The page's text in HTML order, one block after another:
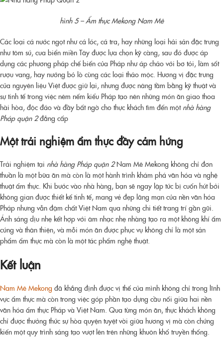
hình 5 – Ẩm thực Mekong Nam Mê
Các loại cá nước ngọt như cá lóc, cá tra, hay những loại hải sản đặc trưng
như tôm sú, cua biển miền Tây được lựa chọn kỹ càng, sau đó được áp
dụng các phương pháp chế biến của Pháp như áp chảo với bơ tỏi, làm sốt
rượu vang, hay nướng bỏ lò cùng các loại thảo mộc. Hương vị đặc trưng
của nguyên liệu Việt được giữ lại, nhưng được nâng tầm bằng kỹ thuật và
sự tinh tế trong việc nêm nếm kiểu Pháp tạo nên những món ăn giao thoa
hài hòa, độc đáo và đầy bất ngờ cho thực khách tìm đến một nhà hàng
Pháp quận 2đẳng cấp
Một trải nghiệm ẩm thực đầy cảm hứng
Trải nghiệm tại nhà hàng Pháp quận 2Nam Mê Mekong không chỉ đơn
thuần là một bữa ăn mà còn là một hành trình khám phá văn hóa và nghệ
thuật ẩm thực. Khi bước vào nhà hàng, bạn sẽ ngay lập tức bị cuốn hút bởi
không gian được thiết kế tinh tế, mang vẻ đẹp lãng mạn của nền văn hóa
Pháp nhưng vẫn đậm chất Việt Nam qua những chi tiết trang trí gần gũi.
Ánh sáng dịu nhẹ kết hợp với âm nhạc nhẹ nhàng tạo ra một không khí ấm
cúng và thân thiện, và mỗi món ăn được phục vụ không chỉ là một sản
phẩm ẩm thực mà còn là một tác phẩm nghệ thuật.
Kết luận
Nam Mê Mekong đã khẳng định được vị thế của mình không chỉ trong lĩnh
vực ẩm thực mà còn trong việc góp phần tạo dựng cầu nối giữa hai nền
văn hóa ẩm thực Pháp và Việt Nam. Qua từng món ăn, thực khách không
chỉ được thưởng thức sự hòa quyện tuyệt vời giữa hương vị mà còn chứng
kiến một quy trình sáng tạo vượt lên trên những khuôn khổ truyền thống.